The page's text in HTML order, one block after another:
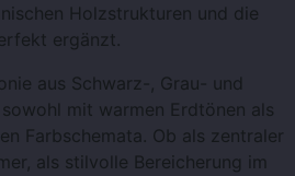
Holzstrukturen und die
ergänzt.
aus Schwarz-, Grau- und
mit warmen Erdtönen als
Farbschemata. Ob als zentraler
als stilvolle Bereicherung im